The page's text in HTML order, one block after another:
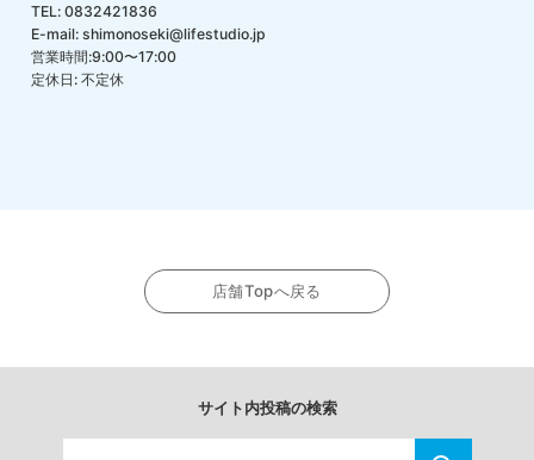
TEL: 0832421836
E-mail: shimonoseki@lifestudio.jp
営業時間:9:00〜17:00
定休日: 不定休
店舗Topへ戻る
サイト内投稿の検索